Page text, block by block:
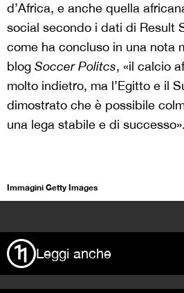
d’Africa, e anche quella
social secondo i dati di Result
come ha concluso in una nota
blog Soccer Politcs, «il calcio
molto indietro, ma l’Egitto e il
dimostrato che è possibile
una lega stabile e di successo».
Immagini Getty Images
Leggi anche